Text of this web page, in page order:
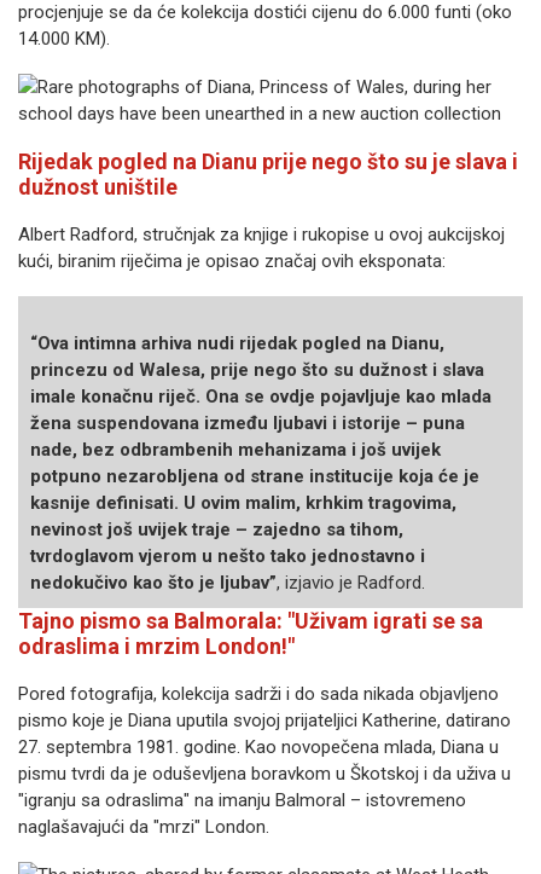
procjenjuje se da će kolekcija dostići cijenu do 6.000 funti (oko
14.000 KM).
Rijedak pogled na Dianu prije nego što su je slava i
dužnost uništile
Albert Radford, stručnjak za knjige i rukopise u ovoj aukcijskoj
kući, biranim riječima je opisao značaj ovih eksponata:
“Ova intimna arhiva nudi rijedak pogled na Dianu,
princezu od Walesa, prije nego što su dužnost i slava
imale konačnu riječ. Ona se ovdje pojavljuje kao mlada
žena suspendovana između ljubavi i istorije – puna
nade, bez odbrambenih mehanizama i još uvijek
potpuno nezarobljena od strane institucije koja će je
kasnije definisati. U ovim malim, krhkim tragovima,
nevinost još uvijek traje – zajedno sa tihom,
tvrdoglavom vjerom u nešto tako jednostavno i
nedokučivo kao što je ljubav”, izjavio je Radford.
Tajno pismo sa Balmorala: "Uživam igrati se sa
odraslima i mrzim London!"
Pored fotografija, kolekcija sadrži i do sada nikada objavljeno
pismo koje je Diana uputila svojoj prijateljici Katherine, datirano
27. septembra 1981. godine. Kao novopečena mlada, Diana u
pismu tvrdi da je oduševljena boravkom u Škotskoj i da uživa u
"igranju sa odraslima" na imanju Balmoral – istovremeno
naglašavajući da "mrzi" London.